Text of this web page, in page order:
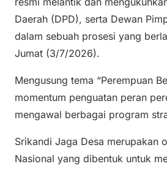
Daerah (DPD), serta Dewan
dalam sebuah prosesi yang
Jumat (3/7/2026).
Mengusung tema “Perempuan
momentum penguatan peran
mengawal berbagai program
Srikandi Jaga Desa merupakan
Nasional yang dibentuk untuk